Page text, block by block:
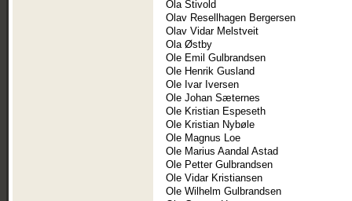
Ola Stivold
Olav Resellhagen Bergersen
Olav Vidar Melstveit
Ola Østby
Ole Emil Gulbrandsen
Ole Henrik Gusland
Ole Ivar Iversen
Ole Johan Sæternes
Ole Kristian Espeseth
Ole Kristian Nybøle
Ole Magnus Loe
Ole Marius Aandal Astad
Ole Petter Gulbrandsen
Ole Vidar Kristiansen
Ole Wilhelm Gulbrandsen